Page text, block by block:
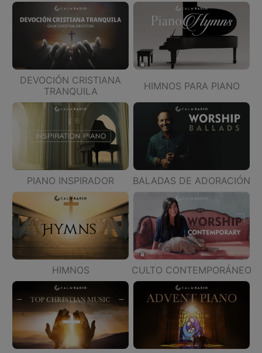
DEVOCIÓN CRISTIANA
TRANQUILA
HIMNOS PARA PIANO
PIANO INSPIRADOR BALADAS DE ADORACIÓN
HIMNOS CULTO CONTEMPORÁNEO